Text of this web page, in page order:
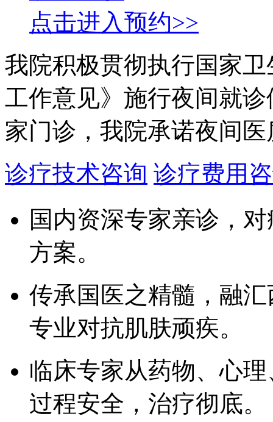
点击进入预约>>
我院积极贯彻执行国家
工作意见》施行夜间就
家门诊，我院承诺夜间
诊疗技术咨询 诊疗费用
国内资深专家亲诊，
方案。
传承国医之精髓，融
专业对抗肌肤顽疾。
临床专家从药物、心
过程安全，治疗彻底。